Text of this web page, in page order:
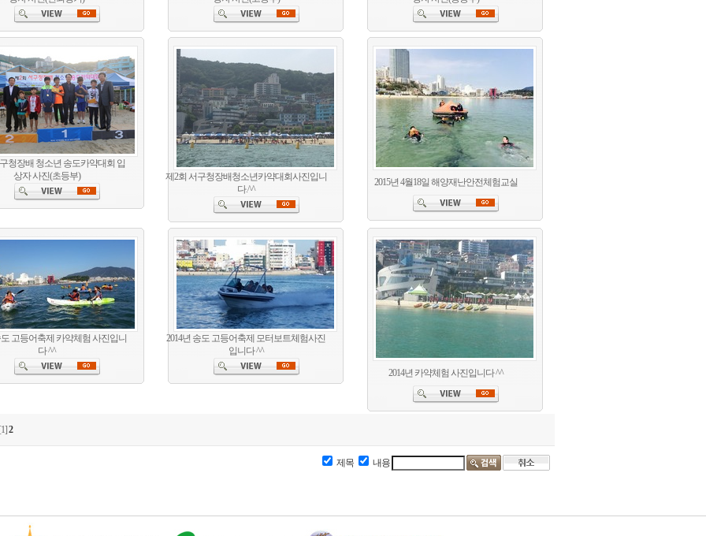
청장배 청소년 송도카약대회 입
상자 사진(초등부)
제2회 서구청장배청소년카약대회사진입니
다.^^
2015년 4월18일 해양재난안전체험교실
도 고등어축제 카약체험 사진입니
다 ^^
2014년 송도 고등어축제 모터보트체험사진
입니다 ^^
2014년 카약체험 사진입니다 ^^
2
제목 내용